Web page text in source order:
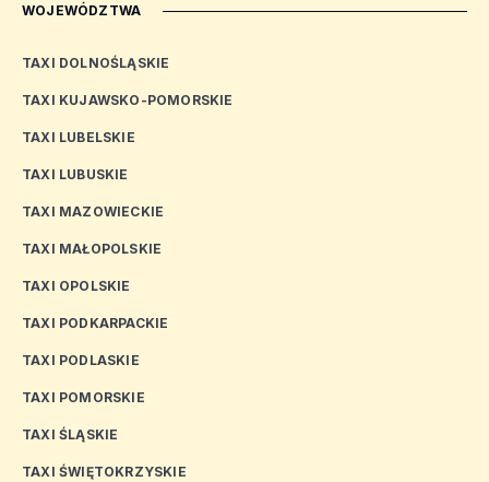
WOJEWÓDZTWA
TAXI DOLNOŚLĄSKIE
TAXI KUJAWSKO-POMORSKIE
TAXI LUBELSKIE
TAXI LUBUSKIE
TAXI MAZOWIECKIE
TAXI MAŁOPOLSKIE
TAXI OPOLSKIE
TAXI PODKARPACKIE
TAXI PODLASKIE
TAXI POMORSKIE
TAXI ŚLĄSKIE
TAXI ŚWIĘTOKRZYSKIE